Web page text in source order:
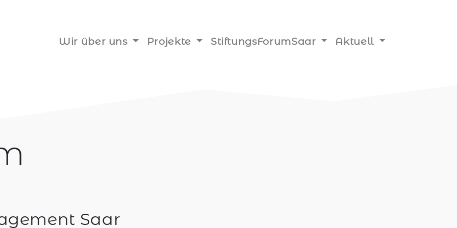
Wir über uns Projekte StiftungsForumSaar Aktuell
Saar